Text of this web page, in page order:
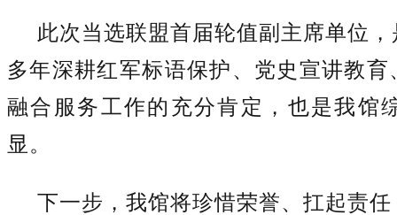
此次当选联盟首届轮值副主席单位
多年深耕红军标语保护、党史宣讲教
融合服务工作的充分肯定，也是我馆
显。
下一步，我馆将珍惜荣誉、扛起责